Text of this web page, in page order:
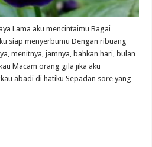
Lama aku mencintaimu Bagai
siap menyerbumu Dengan ribuang
menitnya, jamnya, bahkan hari, bulan
Macam orang gila jika aku
abadi di hatiku Sepadan sore yang